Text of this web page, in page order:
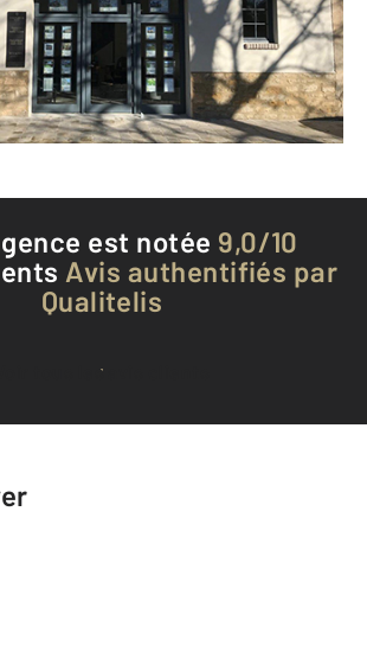
Envoyer un message
Téléphoner à l'agence
est notée 9,0/10
Avis authentifiés par
Qualitelis
Voir tous les avis clients